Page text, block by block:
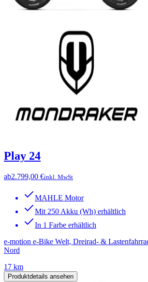
Play 24
ab2.799,00 €inkl. MwSt
MAHLE Motor
Mit 250 Akku (Wh) erhältlich
In 1 Farbe erhältlich
e-motion e-Bike Welt, Dreirad- &
Nord
17 km
Produktdetails ansehen